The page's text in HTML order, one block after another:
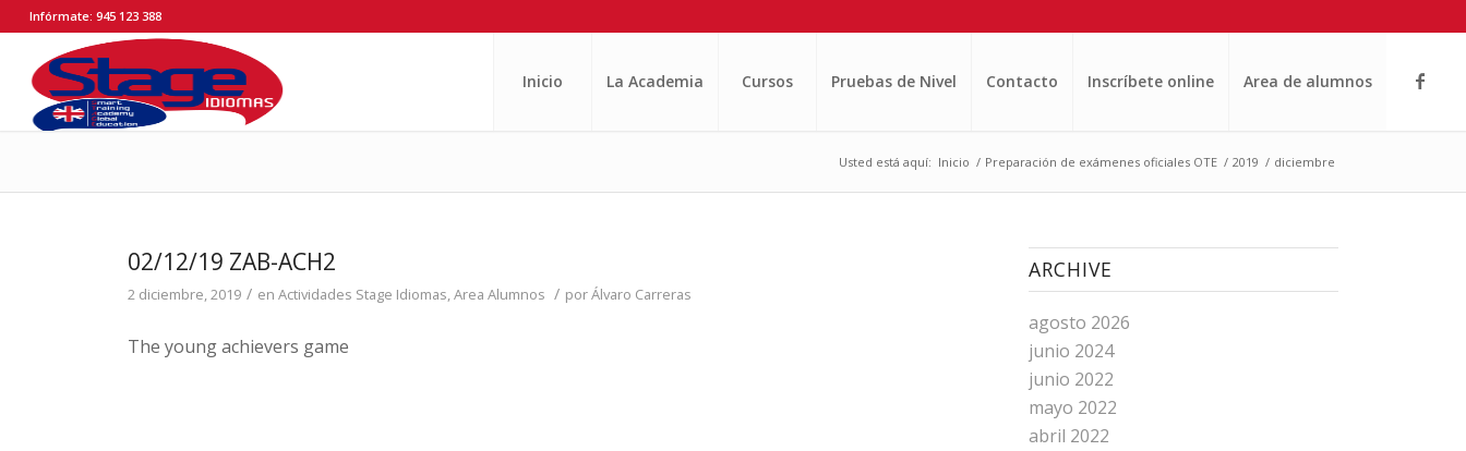
Infórmate: 945 123 388
Inicio La Academia Cursos Pruebas de Nivel Contacto Inscríbete online Area de alumnos
Usted está aquí: Inicio / Preparación de exámenes oficiales OTE / 2019 / diciembre
02/12/19 ZAB-ACH2
2 diciembre, 2019 / enActividades Stage Idiomas,Area Alumnos / porÁlvaro Carreras
The young achievers game
ARCHIVE
agosto 2026
junio 2024
junio 2022
mayo 2022
abril 2022